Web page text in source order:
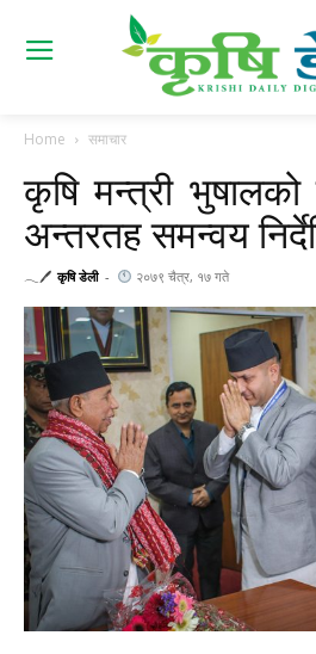
Home समाचार
कृषि मन्त्री भुषालको
अन्तरतह समन्वय
𓂃🖊 कृषि डेली - २०७९ चैत्र, १७ गते